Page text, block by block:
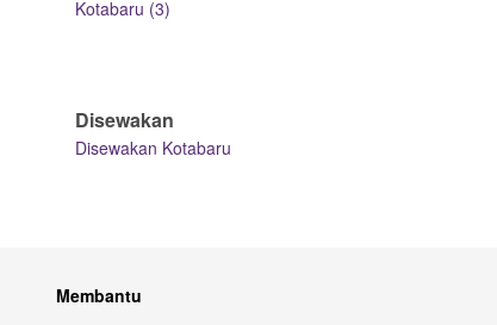
Kotabaru (3)
Disewakan
Disewakan Kotabaru
Membantu